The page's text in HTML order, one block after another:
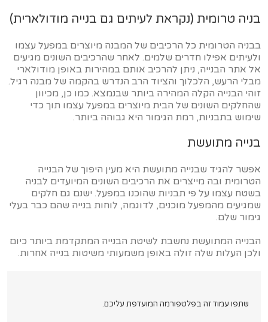
בניה טרומית (נקראת לעיתים גם בנייה מודולארית)
בבניה הטרומית כל הרכיבים של המבנה מיוצרים במפעל עצמו
ולעיתים אפילו חדרים שלמים. לאחר שהרכיבים השונים מגיעים
אל אתר הבנייה, ניתן להרכיב אותם במהירות באופן מודולארי
מבלי הרעש, הלכלוך והציוד הרב הנדרש בהקמה של מבנה רגיל.
זוהי הבנייה הקלה המהירה ביותר שבנמצא. כמו כן, מכיוון
שהחלקים השונים של הבית מיוצרים במפעל עצמו תוך כדי
שימוש בתבניות, רמת הגימור היא גבוהה ביותר.
בנייה מתועשת
אפשר להגיד שבנייה מתועשת היא מעין היפוך של הבנייה
הטרומית ובה מייצרים את הרכיבים השונים המיועדים לבניה
בשטח עצמו על פי תבניות שהוכנו במפעל. ישנם גם חלקים
שמגיעים מהמפעל מוכנים, לדוגמה, לוחות בנייה שהם כבר בעלי
גימור שלם.
הבנייה המתועשת נחשבת לשיטת הבנייה המתקדמת ביותר כיום
ולכן העלות שלה זולה באופן משמעותי משיטות בנייה אחרות.
שתפו עמוד זה בפלטפורמה המועדפת עליכם.